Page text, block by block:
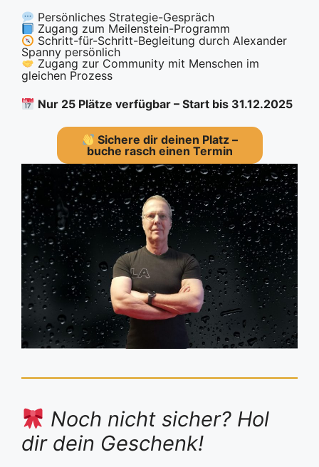
Persönliches Strategie-Gespräch
Zugang zum Meilenstein-Programm
Schritt-für-Schritt-Begleitung durch Alexander
Spanny persönlich
Zugang zur Community mit Menschen im
gleichen Prozess
Nur 25 Plätze verfügbar – Start bis 31.12.2025
Sichere dir deinen Platz –
buche rasch einen Termin
Noch nicht sicher? Hol
dir dein Geschenk!